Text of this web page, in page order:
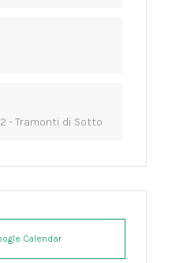
- Tramonti di Sotto
Calendar